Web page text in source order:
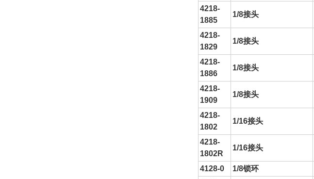
4218-
1885
1/8接头
4218-
1829
1/8接头
4218-
1886
1/8接头
4218-
1909
1/8接头
4218-
1802
1/16接头
4218-
1802R
1/16接头
4128-0 1/8锁环